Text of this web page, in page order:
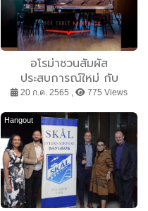
อโรม่าชวนสัมผัส
ประสบการณ์ใหม่ กับ
“Victoria Arduino Black
เปลี่ยนกาแฟเอสเพรสโชให้
เป็นกาแฟสกัดบริสุทธิ์จากก้น
ถ้วยได้
20 ก.ค. 2565 , 775 Views
Hangout